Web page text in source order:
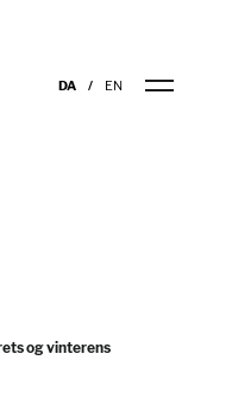
DA EN
og vinterens